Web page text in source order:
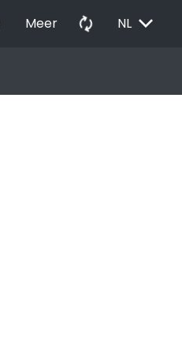
Meer autorenew NL EXPAND_MORE